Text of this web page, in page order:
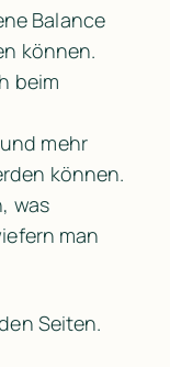
Balance
können.
beim
mehr
können.
was
man
Seiten.